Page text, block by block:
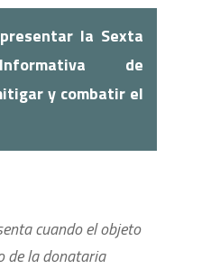
la Sexta
de
y combatir el
cuando el objeto
de la donataria